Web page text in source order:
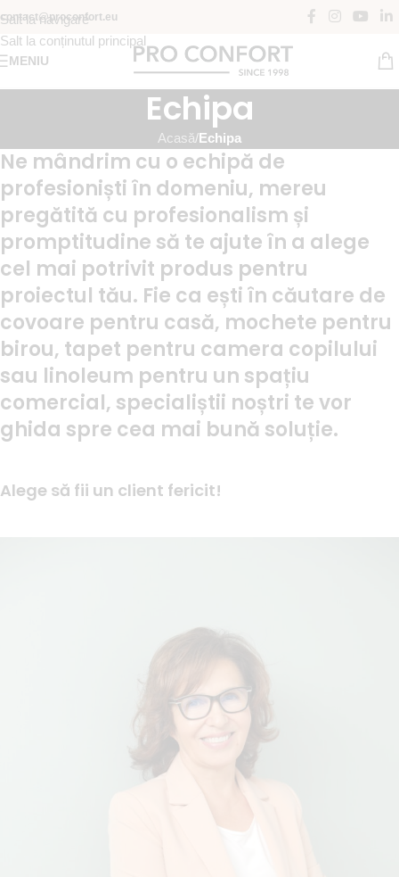
Salt la navigare
Salt la conținutul principal
contact@proconfort.eu
MENIU
Echipa
Acasă/Echipa
Ne mândrim cu o echipă de
profesioniști în domeniu, mereu
pregătită cu profesionalism și
promptitudine să te ajute în a alege
cel mai potrivit produs pentru
proiectul tău. Fie ca ești în căutare de
covoare pentru casă, mochete pentru
birou, tapet pentru camera copilului
sau linoleum pentru un spațiu
comercial, specialiștii noștri te vor
ghida spre cea mai bună soluție.
Alege să fii un client fericit!